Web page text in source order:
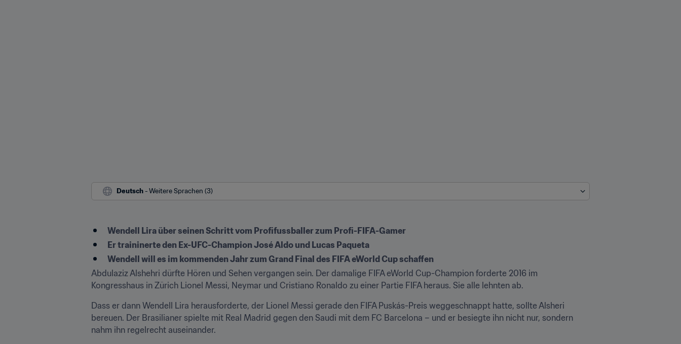
Deutsch - Weitere Sprachen (3)
Wendell Lira über seinen Schritt vom Profifussballer zum Profi-FIFA-Gamer
Er traininerte den Ex-UFC-Champion José Aldo und Lucas Paqueta
Wendell will es im kommenden Jahr zum Grand Final des FIFA eWorld Cup schaffen
Abdulaziz Alshehri dürfte Hören und Sehen vergangen sein. Der damalige FIFA eWorld Cup-Champion forderte 2016 im
Kongresshaus in Zürich Lionel Messi, Neymar und Cristiano Ronaldo zu einer Partie FIFA heraus. Sie alle lehnten ab.
Dass er dann Wendell Lira herausforderte, der Lionel Messi gerade den FIFA Puskás-Preis weggeschnappt hatte, sollte Alsheri
bereuen. Der Brasilianer spielte mit Real Madrid gegen den Saudi mit dem FC Barcelona – und er besiegte ihn nicht nur, sondern
nahm ihn regelrecht auseinander.